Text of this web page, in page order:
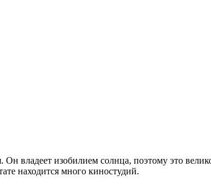
владеет изобилием солнца, поэтому это
находится много киностудий.